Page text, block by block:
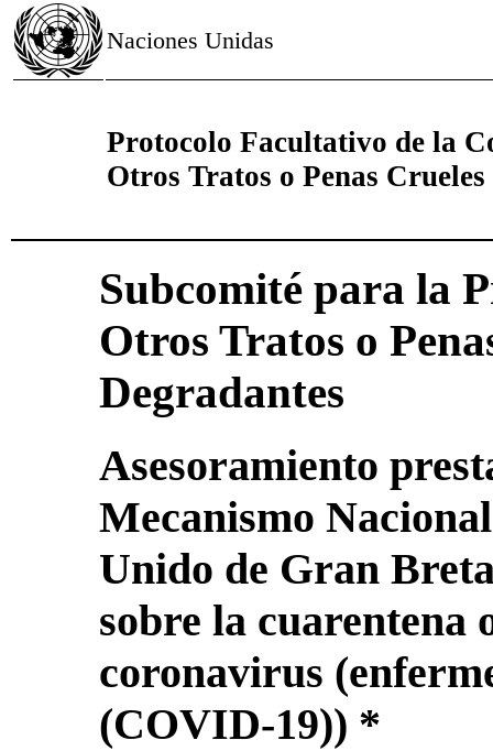
Naciones Unidas
Protocolo Facultativo de la
Otros Tratos o Penas
Subcomité para la
Otros Tratos o
Degradantes
Asesoramiento
Mecanismo
Unido de Gran
sobre la cuarentena
coronavirus
(COVID-19)) *